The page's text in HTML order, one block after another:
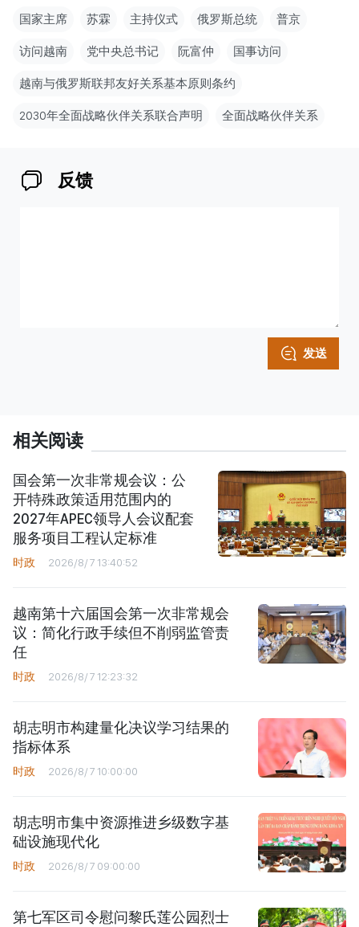
国家主席 苏霖 主持仪式 俄罗斯总统 普京
访问越南 党中央总书记 阮富仲 国事访问
越南与俄罗斯联邦友好关系基本原则条约
2030年全面战略伙伴关系联合声明 全面战略伙伴关系
反馈
发送
相关阅读
国会第一次非常规会议：公
开特殊政策适用范围内的
2027年APEC领导人会议配套
服务项目工程认定标准
时政 2026/8/7 13:40:52
越南第十六届国会第一次非常规会
议：简化行政手续但不削弱监管责
任
时政 2026/8/7 12:23:32
胡志明市构建量化决议学习结果的
指标体系
时政 2026/8/7 10:00:00
胡志明市集中资源推进乡级数字基
础设施现代化
时政 2026/8/7 09:00:00
第七军区司令慰问黎氏莲公园烈士